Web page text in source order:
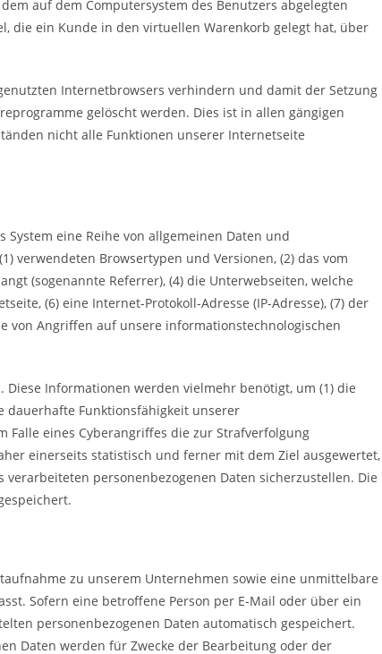
auf dem Computersystem des Benutzers abgelegten
die ein Kunde in den virtuellen Warenkorb gelegt hat, über
Internetbrowsers verhindern und damit der Setzung
gelöscht werden. Dies ist in allen gängigen
nicht alle Funktionen unserer Internetseite
eine Reihe von allgemeinen Daten und
verwendeten Browsertypen und Versionen, (2) das vom
(sogenannte Referrer), (4) die Unterwebseiten, welche
(6) eine Internet-Protokoll-Adresse (IP-Adresse), (7) der
von Angriffen auf unsere informationstechnologischen
Informationen werden vielmehr benötigt, um (1) die
dauerhafte Funktionsfähigkeit unserer
Falle eines Cyberangriffes die zur Strafverfolgung
einerseits statistisch und ferner mit dem Ziel ausgewertet,
personenbezogenen Daten sicherzustellen. Die
zu unserem Unternehmen sowie eine unmittelbare
Sofern eine betroffene Person per E-Mail oder über ein
personenbezogenen Daten automatisch gespeichert.
Daten werden für Zwecke der Bearbeitung oder der